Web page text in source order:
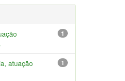
1
1
atuação